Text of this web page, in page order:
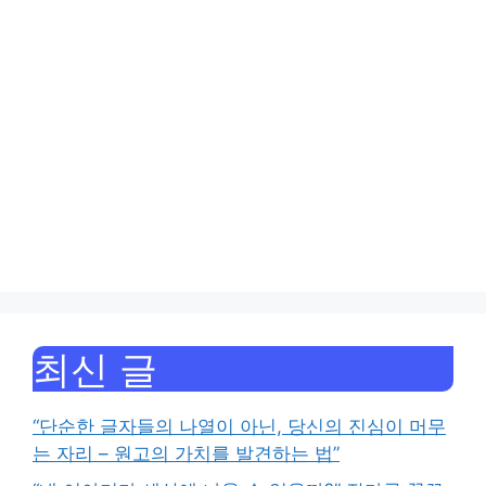
최신 글
“단순한 글자들의 나열이 아닌, 당신의 진심이 머무
는 자리 – 원고의 가치를 발견하는 법”